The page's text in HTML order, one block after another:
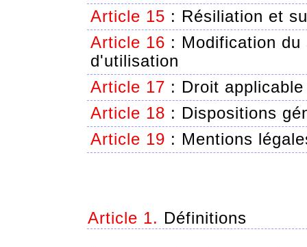
Article 15 : Résiliation et
Article 16 : Modification
d'utilisation
Article 17 : Droit
Article 18 : Dispositions
Article 19 : Mentions
Article 1. Définitions